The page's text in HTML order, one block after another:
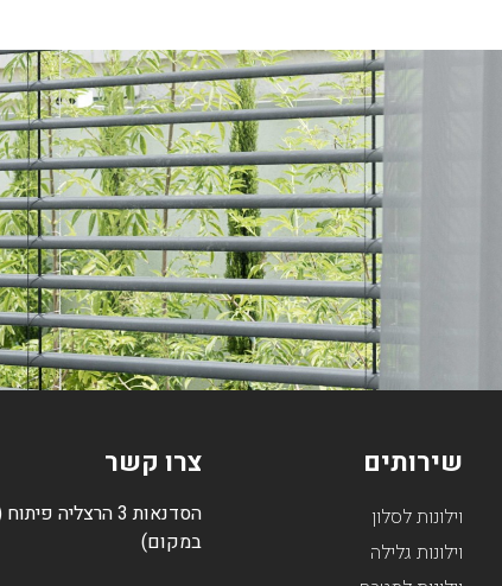
שירותים
וילונות לסלון
וילונות גלילה
צרו קשר
הסדנאות 3 הרצליה
במקום)